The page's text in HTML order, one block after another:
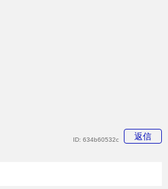
返信
ID: 634b60532c